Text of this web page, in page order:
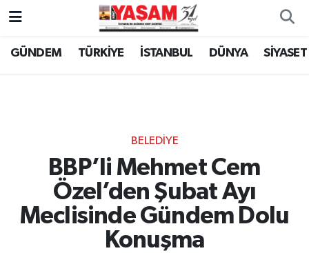
GÜNDEM TÜRKİYE İSTANBUL DÜNYA SİYASET
BELEDİYE
BBP’li Mehmet Cem
Özel’den Şubat Ayı
Meclisinde Gündem Dolu
Konuşma